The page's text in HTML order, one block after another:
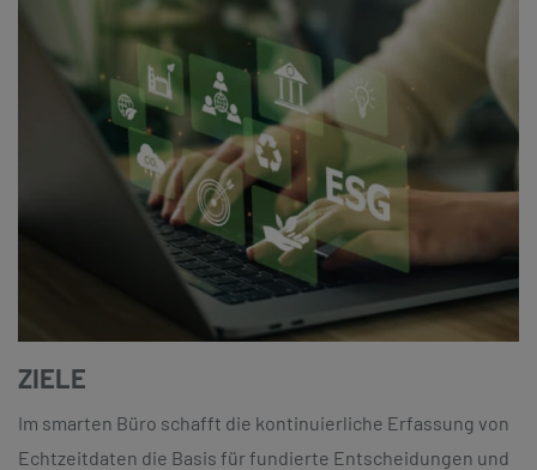
ZIELE
Im smarten Büro schafft die kontinuierliche Erfassung von
Echtzeitdaten die Basis für fundierte Entscheidungen und